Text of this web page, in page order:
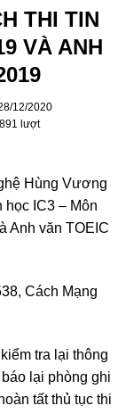
THI TIN
VÀ ANH
12/2020
891 lượt
Hùng Vương
học IC3 – Môn
Anh văn TOEIC
Cách Mạng
tra lại thông
lại phòng ghi
tất thủ tục thi